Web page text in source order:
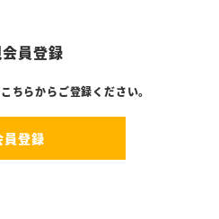
員登録
ちらからご登録ください。
員登録